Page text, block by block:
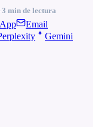
3 min de lectura
Email
Gemini